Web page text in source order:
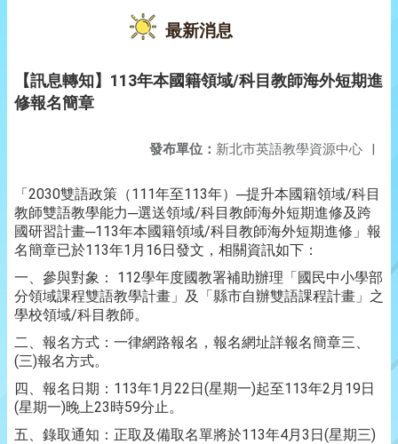
最新消息
【訊息轉知】113年本國籍領域/科目教師海外短期進
修報名簡章
發布單位： 新北市英語教學資源中心 |
「2030雙語政策（111年至113年）─提升本國籍領域/科目
教師雙語教學能力─選送領域/科目教師海外短期進修及跨
國研習計畫─113年本國籍領域/科目教師海外短期進修」報
名簡章已於113年1月16日發文，相關資訊如下：
一、參與對象： 112學年度國教署補助辦理「國民中小學部
分領域課程雙語教學計畫」及「縣市自辦雙語課程計畫」之
學校領域/科目教師。
二、報名方式：一律網路報名，報名網址詳報名簡章三、
(三)報名方式。
四、報名日期：113年1月22日(星期一)起至113年2月19日
(星期一)晚上23時59分止。
五、錄取通知：正取及備取名單將於113年4月3日(星期三)